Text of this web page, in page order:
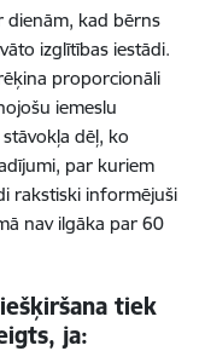
dienām, kad bērns
izglītības iestādi.
proporcionāli
iemeslu
dēļ, ko
par kuriem
rakstiski informējuši
nav ilgāka par 60
tiek
ja: